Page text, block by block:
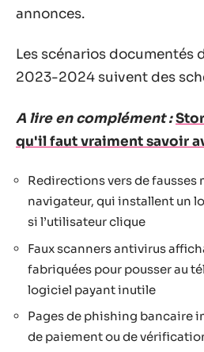
annonces.
Les scénarios documentés
2023-2024 suivent des
A lire en complément :
qu'il faut vraiment savoir
Redirections vers de fausses
navigateur, qui installent un
si l’utilisateur clique
Faux scanners antivirus
fabriquées pour pousser au
logiciel payant inutile
Pages de phishing bancaire
de paiement ou de